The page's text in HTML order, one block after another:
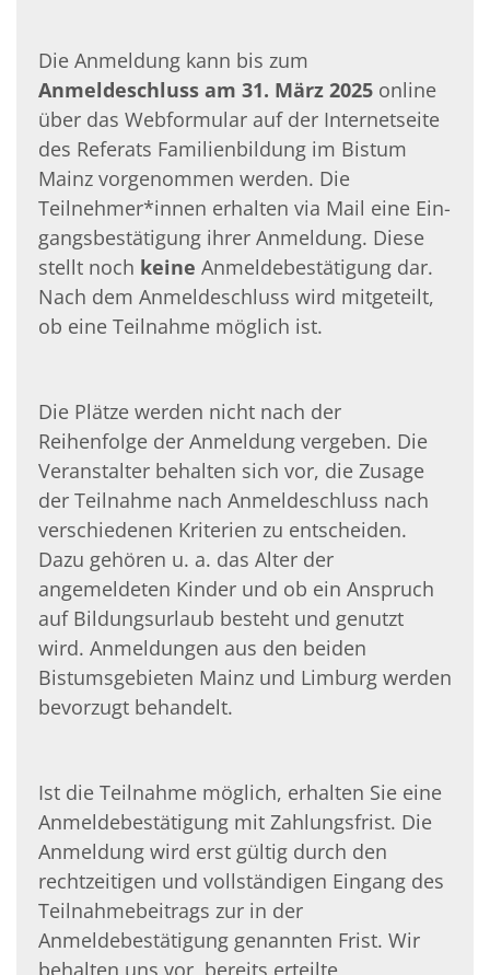
Die Anmeldung kann bis zum
Anmeldeschluss am 31. März 2025 online
über das Webformular auf der Internetseite
des Referats Familienbildung im Bistum
Mainz vorgenommen werden. Die
Teilnehmer*innen erhalten via Mail eine Ein­
gangsbestätigung ihrer Anmeldung. Diese
stellt noch keine Anmeldebestätigung dar.
Nach dem Anmeldeschluss wird mitgeteilt,
ob eine Teilnahme möglich ist.
Die Plätze werden nicht nach der
Reihenfolge der Anmeldung vergeben. Die
Veran­stalter behalten sich vor, die Zusage
der Teilnahme nach Anmeldeschluss nach
ver­schiedenen Kriterien zu entscheiden.
Dazu gehören u. a. das Alter der
angemeldeten Kinder und ob ein Anspruch
auf Bildungsurlaub besteht und genutzt
wird. Anmeldungen aus den beiden
Bistumsgebieten Mainz und Lim­burg werden
bevorzugt behandelt.
Ist die Teilnahme möglich, erhalten Sie eine
Anmeldebestätigung mit Zahlungsfrist. Die
Anmeldung wird erst gültig durch den
rechtzeitigen und vollständigen Eingang des
Teilnahmebeitrags zur in der
Anmeldebestätigung genannten Frist. Wir